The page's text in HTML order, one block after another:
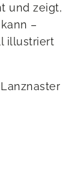
und zeigt,
–
illustriert